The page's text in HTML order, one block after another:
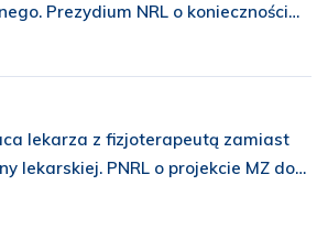
Prezydium NRL o konieczności
prawnej
lekarza z fizjoterapeutą zamiast
lekarskiej. PNRL o projekcie MZ dot.
rehabilitacji medycznej